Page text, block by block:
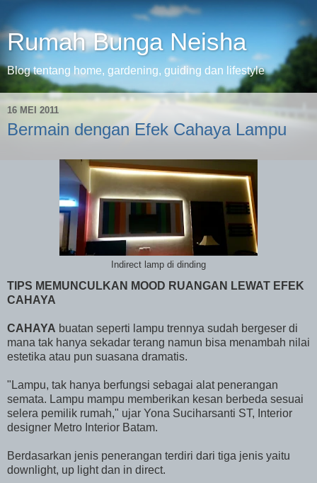
Rumah Bunga Neisha
Blog tentang home, gardening, guiding dan lifestyle
16 MEI 2011
Bermain dengan Efek Cahaya Lampu
Indirect lamp di dinding
TIPS MEMUNCULKAN MOOD RUANGAN LEWAT EFEK
CAHAYA
CAHAYA buatan seperti lampu trennya sudah bergeser di
mana tak hanya sekadar terang namun bisa menambah nilai
estetika atau pun suasana dramatis.
"Lampu, tak hanya berfungsi sebagai alat penerangan
semata. Lampu mampu memberikan kesan berbeda sesuai
selera pemilik rumah," ujar Yona Suciharsanti ST, Interior
designer Metro Interior Batam.
Berdasarkan jenis penerangan terdiri dari tiga jenis yaitu
downlight, up light dan in direct.